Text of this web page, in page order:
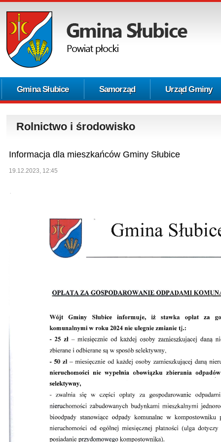
Gmina Słubice Samorząd Urząd Gminy
Rolnictwo i środowisko
Informacja dla mieszkańców Gminy Słubice
19.12.2023, 12:45